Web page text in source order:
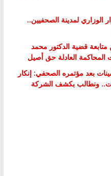
الوزاري لمدينة الصحفيين..
قضية الدكتور محمد
المحاكمة العادلة حق أصيل
بعد مؤتمره الصحفي: إنكار
ونطالب بكشف الشركة